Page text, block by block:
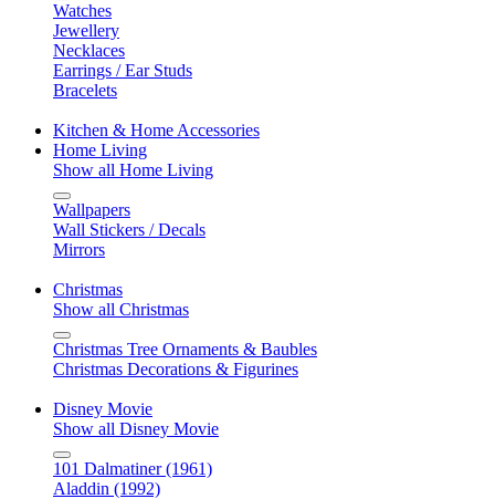
Watches
Jewellery
Necklaces
Earrings / Ear Studs
Bracelets
Kitchen & Home Accessories
Home Living
Show all Home Living
Wallpapers
Wall Stickers / Decals
Mirrors
Christmas
Show all Christmas
Christmas Tree Ornaments & Baubles
Christmas Decorations & Figurines
Disney Movie
Show all Disney Movie
101 Dalmatiner (1961)
Aladdin (1992)